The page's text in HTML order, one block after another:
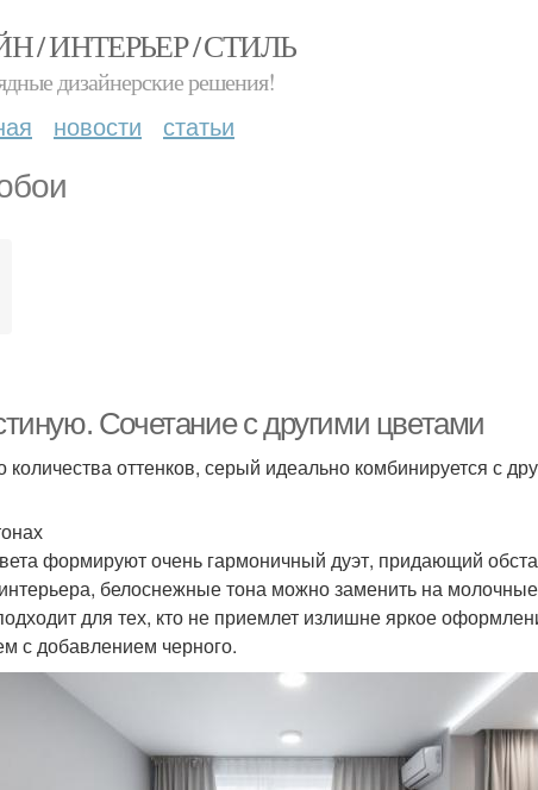
/ ИНТЕРЬЕР / СТИЛЬ
дизайнерские решения!
новости статьи
Сочетание с другими цветами
количества оттенков, серый идеально комбинируется с
формируют очень гармоничный дуэт, придающий
белоснежные тона можно заменить на
для тех, кто не приемлет излишне яркое
с добавлением черного.